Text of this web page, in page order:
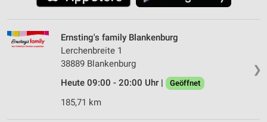
❯
Ernsting's family Blankenburg
Lerchenbreite 1
38889 Blankenburg
Heute 09:00 - 20:00 Uhr |
Geöffnet
185,71 km